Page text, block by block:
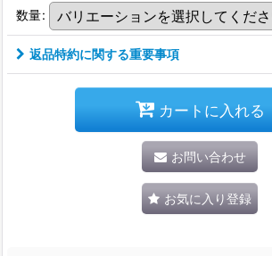
数量:
返品特約に関する重要事項
カートに入れる
お問い合わせ
お気に入り登録